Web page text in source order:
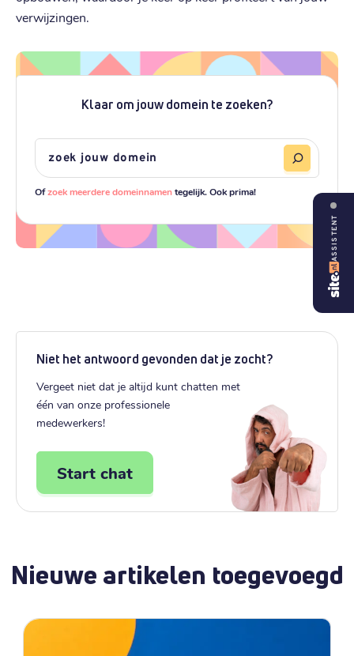
verwijzingen.
Klaar om jouw domein te zoeken?
Ofzoek meerdere domeinnamentegelijk. Ook prima!
Niet het antwoord gevonden dat je zocht?
Vergeet niet dat je altijd kunt chatten met
één van onze professionele
medewerkers!
Start chat
Nieuwe artikelen toegevoegd
ASSISTENT